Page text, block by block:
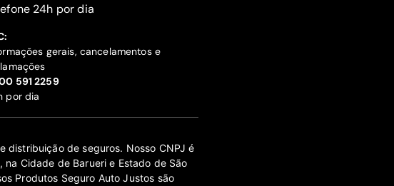
24h por dia
gerais, cancelamentos e
591 2259
por dia
distribuição de seguros. Nosso CNPJ é
Cidade de Barueri e Estado de São
Produtos Seguro Auto Justos são